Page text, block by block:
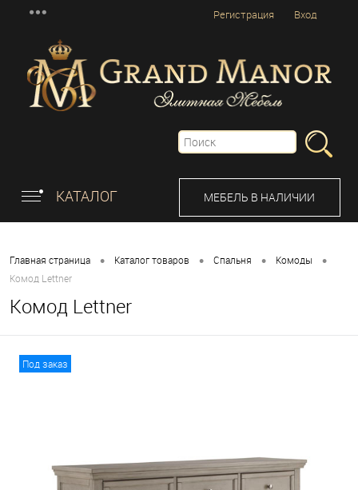
Вход
Регистрация
КАТАЛОГ МЕБЕЛЬ В НАЛИЧИИ
Главная страница • Каталог товаров • Спальня • Комоды •
Комод Lettner
Комод Lettner
Под заказ